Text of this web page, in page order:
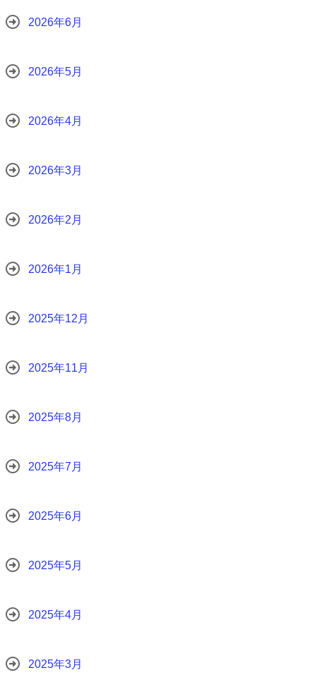
2026年6月
2026年5月
2026年4月
2026年3月
2026年2月
2026年1月
2025年12月
2025年11月
2025年8月
2025年7月
2025年6月
2025年5月
2025年4月
2025年3月